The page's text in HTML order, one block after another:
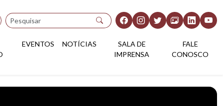
Pesquisar
EVENTOS NOTÍCIAS
SALA DE
IMPRENSA
FALE
CONOSCO